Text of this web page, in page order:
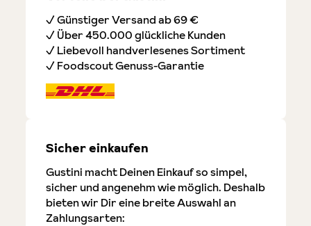
✓ Günstiger Versand ab 69 €
✓ Über 450.000 glückliche Kunden
✓ Liebevoll handverlesenes Sortiment
✓ Foodscout Genuss-Garantie
Sicher einkaufen
Gustini macht Deinen Einkauf so simpel,
sicher und angenehm wie möglich. Deshalb
bieten wir Dir eine breite Auswahl an
Zahlungsarten: